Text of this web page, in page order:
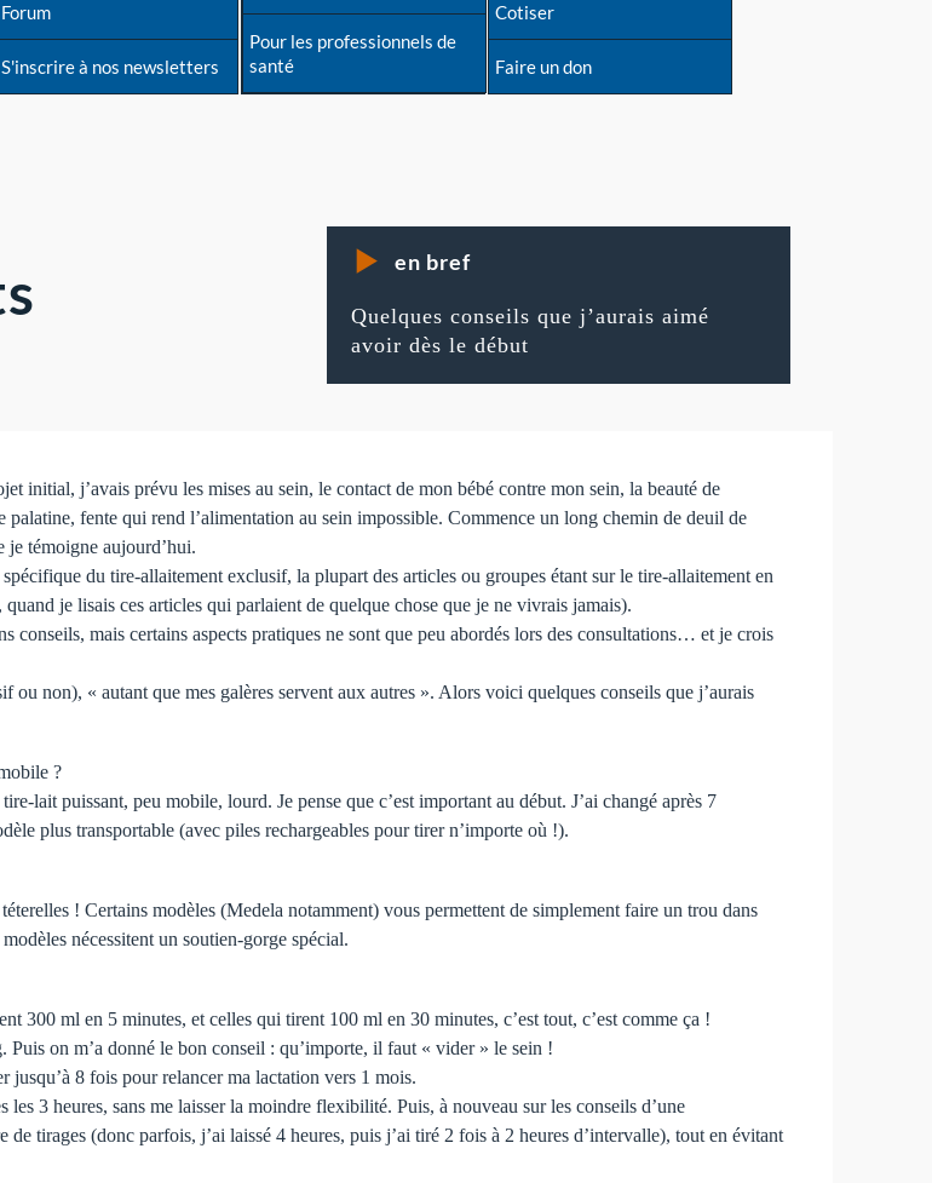
Forum
S'inscrire à nos newsletters
Pour les professionnels de
santé
Cotiser
Faire un don
en bref
Quelques conseils que j’aurais aimé
avoir dès le début
initial, j’avais prévu les mises au sein, le contact de mon bébé contre mon sein, la beauté de
fente qui rend l’alimentation au sein impossible. Commence un long chemin de deuil de
je témoigne aujourd’hui.
du tire-allaitement exclusif, la plupart des articles ou groupes étant sur le tire-allaitement en
je lisais ces articles qui parlaient de quelque chose que je ne vivrais jamais).
conseils, mais certains aspects pratiques ne sont que peu abordés lors des consultations… et je crois
non), « autant que mes galères servent aux autres ». Alors voici quelques conseils que j’aurais
?
lait puissant, peu mobile, lourd. Je pense que c’est important au début. J’ai changé après 7
plus transportable (avec piles rechargeables pour tirer n’importe où !).
! Certains modèles (Medela notamment) vous permettent de simplement faire un trou dans
nécessitent un soutien-gorge spécial.
300 ml en 5 minutes, et celles qui tirent 100 ml en 30 minutes, c’est tout, c’est comme ça !
on m’a donné le bon conseil : qu’importe, il faut « vider » le sein !
8 fois pour relancer ma lactation vers 1 mois.
3 heures, sans me laisser la moindre flexibilité. Puis, à nouveau sur les conseils d’une
tirages (donc parfois, j’ai laissé 4 heures, puis j’ai tiré 2 fois à 2 heures d’intervalle), tout en évitant